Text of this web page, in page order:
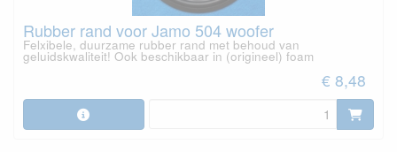
Rubber rand voor Jamo 504 woofer
Felxibele, duurzame rubber rand met behoud van
geluidskwaliteit! Ook beschikbaar in (origineel) foam
€ 8,48